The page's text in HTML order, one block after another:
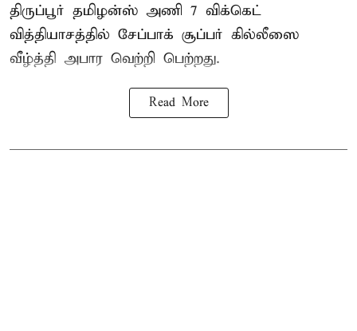
திருப்பூர் தமிழன்ஸ் அணி 7 விக்கெட்
வித்தியாசத்தில் சேப்பாக் சூப்பர் கில்லீஸை
வீழ்த்தி அபார வெற்றி பெற்றது.
Read More